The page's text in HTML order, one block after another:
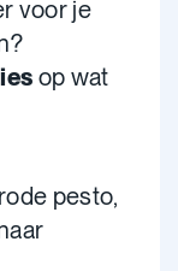
voor je
op wat
pesto,